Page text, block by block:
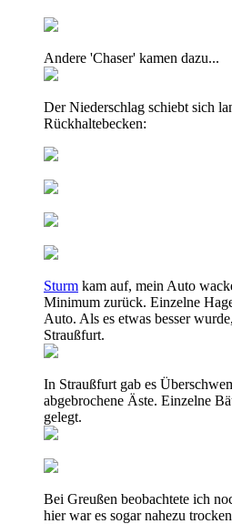
Andere 'Chaser' kamen dazu...
Der Niederschlag schiebt sich
Rückhaltebecken:
Sturm kam auf, mein Auto
Minimum zurück. Einzelne
Auto. Als es etwas besser
Straußfurt.
In Straußfurt gab es
abgebrochene Äste. Einzelne
gelegt.
Bei Greußen beobachtete ich
hier war es sogar nahezu